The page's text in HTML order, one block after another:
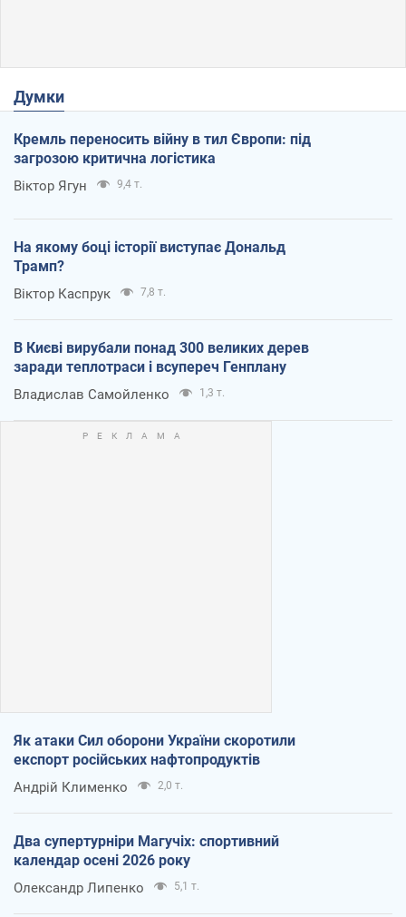
Думки
Кремль переносить війну в тил Європи: під
загрозою критична логістика
Віктор Ягун 9,4 т.
На якому боці історії виступає Дональд
Трамп?
Віктор Каспрук 7,8 т.
В Києві вирубали понад 300 великих дерев
заради теплотраси і всупереч Генплану
Владислав Самойленко 1,3 т.
Як атаки Сил оборони України скоротили
експорт російських нафтопродуктів
Андрій Клименко 2,0 т.
Два супертурніри Магучіх: спортивний
календар осені 2026 року
Олександр Липенко 5,1 т.